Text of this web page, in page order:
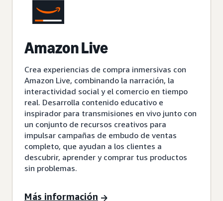
Amazon Live
Crea experiencias de compra inmersivas con
Amazon Live, combinando la narración, la
interactividad social y el comercio en tiempo
real. Desarrolla contenido educativo e
inspirador para transmisiones en vivo junto con
un conjunto de recursos creativos para
impulsar campañas de embudo de ventas
completo, que ayudan a los clientes a
descubrir, aprender y comprar tus productos
sin problemas.
Más información